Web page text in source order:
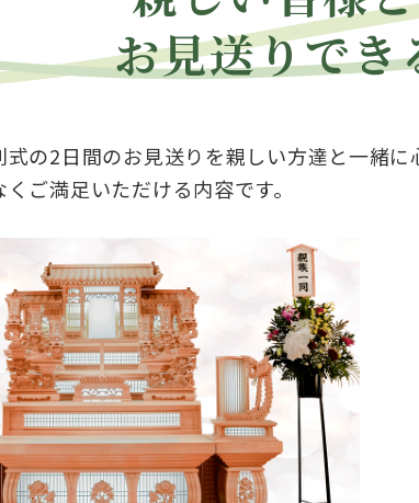
お見送りでき
の2日間のお見送りを親しい方達と一緒
ご満足いただける内容です。